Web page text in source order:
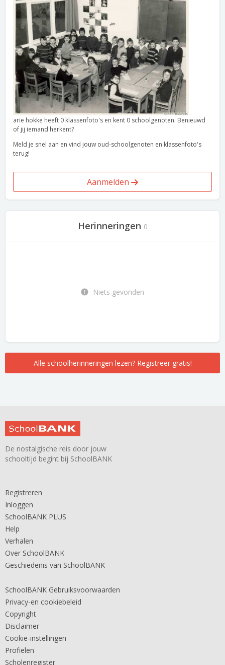
arie hokke heeft 0 klassenfoto's en kent 0 schoolgenoten. Benieuwd
of jij iemand herkent?
Meld je snel aan en vind jouw oud-schoolgenoten en klassenfoto's
terug!
Aanmelden
Herinneringen 0
Niets gevonden
Alle schoolherinneringen lezen? Registreer gratis!
De nostalgische reis door jouw
schooltijd begint bij SchoolBANK
Registreren
Inloggen
SchoolBANK PLUS
Help
Verhalen
Over SchoolBANK
Geschiedenis van SchoolBANK
SchoolBANK Gebruiksvoorwaarden
Privacy-en cookiebeleid
Copyright
Disclaimer
Cookie-instellingen
Profielen
Scholenregister